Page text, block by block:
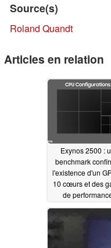
Source(s)
Roland Quandt
Articles en relation
Exynos 2500 :
benchmark
l'existence d'un
10 cœurs et des
de
respectables
GPU Xclipse